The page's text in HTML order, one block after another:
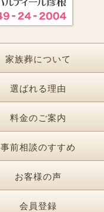
家族葬について
選ばれる理由
料金のご案内
事前相談のすすめ
お客様の声
会員登録